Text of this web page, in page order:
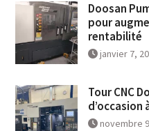
Doosan
pour
rentabilité
janvier 7,
Tour CNC
d’occasion
novembre